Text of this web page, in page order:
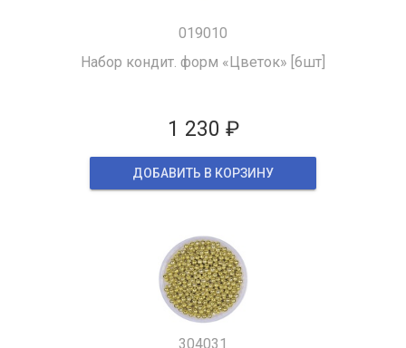
019010
Набор кондит. форм «Цветок» [6шт]
1 230 ₽
ДОБАВИТЬ В КОРЗИНУ
304031